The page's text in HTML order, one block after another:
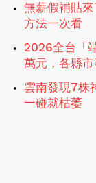
無薪假補貼來
方法一次看
2026全台「
萬元，各縣
雲南發現7株
一碰就枯萎